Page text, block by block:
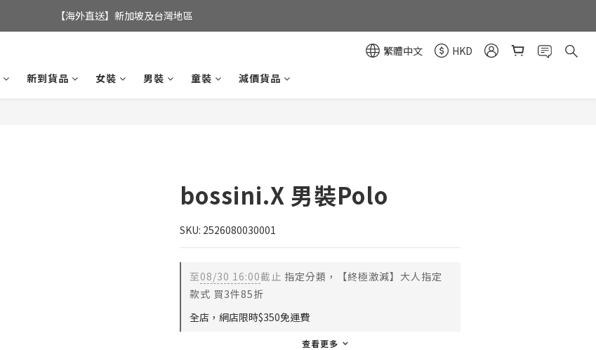
全店滿$350，即可享港澳地區免運費;
【海外直送】新加坡及台灣地區
繁體中文
HKD
新到貨品 女裝 男裝 童裝 減價貨品
bossini.X 男裝Polo
SKU: 2526080030001
至08/30 16:00截止 指定分類，【終極激減】大人指定
款式 買3件85折
全店，網店限時$350免運費
查看更多